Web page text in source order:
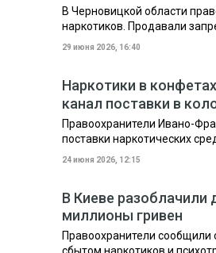
В Черновицкой области
наркотиков. Продавали
29 июня 2026, 16:40
Наркотики в
канал поставки в
Правоохранители Ивано-
поставки наркотических
24 июня 2026, 12:15
В Киеве разоблачили
миллионы гривен
Правоохранители